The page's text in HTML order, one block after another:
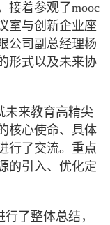
接着参观了mooc
室与创新企业座
公司副总经理杨
形式以及未来协
未来教育高精尖
核心使命、具体
行了交流。重点
的引入、优化定
了整体总结，